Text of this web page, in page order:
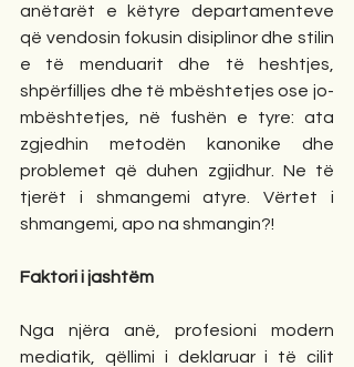
anëtarët e këtyre departamenteve
që vendosin fokusin disiplinor dhe stilin
e të menduarit dhe të heshtjes,
shpërfilljes dhe të mbështetjes ose jo-
mbështetjes, në fushën e tyre: ata
zgjedhin metodën kanonike dhe
problemet që duhen zgjidhur. Ne të
tjerët i shmangemi atyre. Vërtet i
shmangemi, apo na shmangin?!
Faktori i jashtëm
Nga njëra anë, profesioni modern
mediatik, qëllimi i deklaruar i të cilit